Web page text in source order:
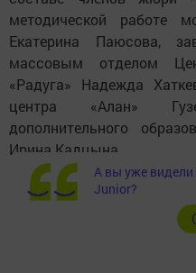
методической работе
Екатерина Паюсова,
массовым отделом
«Радуга» Надежда
центра «Алан»
дополнительного
Ирина Кадцына.
А вы уже видели
Junior?